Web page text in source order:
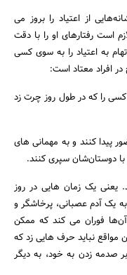
از اعتیاد را بروز می
است رفتارهای او را با دقت
به اعتیاد را به سوی کسی
در افراد معتاد است:
را که در طول روز چرت زد
پیدا کنند و به مهمانی های
با دوستان‌شان سپری کنند.
یعنی یک زمان هایی در روز
یک آدم عصبانی، پرخاشگر و
فوران می کند که ممکن
نباید حرف هایی زد که
صدمه زدن به خود، به دیگر